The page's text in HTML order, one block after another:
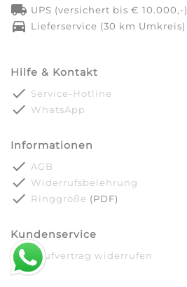
local_shipping UPS (versichert bis € 10.000,-)
directions_car Lieferservice (30 km Umkreis)
Hilfe & Kontakt
done Service-Hotline
done WhatsApp
Informationen
done AGB
done Widerrufsbelehrung
done Ringgröße (PDF)
Kundenservice
done Kaufvertrag widerrufen